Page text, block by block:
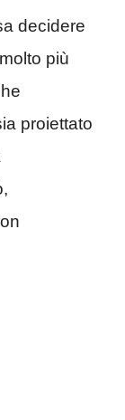
decidere
più
proiettato